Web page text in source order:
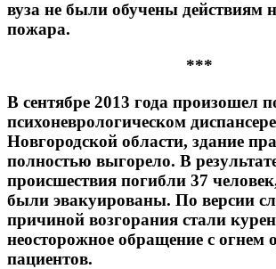
вуза не были обучены действиям
пожара.
***
В сентябре 2013 года произошел
психоневрологическом
Новгородской области, здание
полностью выгорело. В
происшествия погибли 37
были эвакуированы. По версии
причиной возгорания стали
неосторожное обращение с огнем
пациентов.